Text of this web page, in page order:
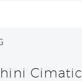
Cimatic